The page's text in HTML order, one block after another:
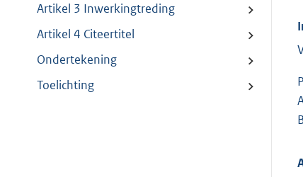
Artikel 3 Inwerkingtreding
Artikel 4 Citeertitel
Ondertekening
Toelichting